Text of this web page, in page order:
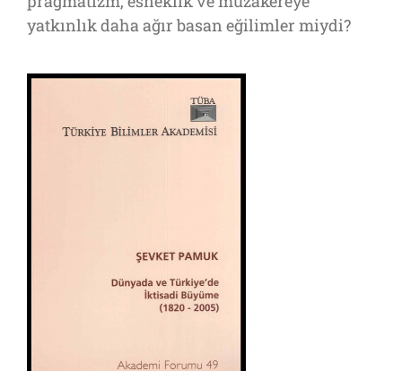
yatkınlık daha ağır basan eğilimler miydi?